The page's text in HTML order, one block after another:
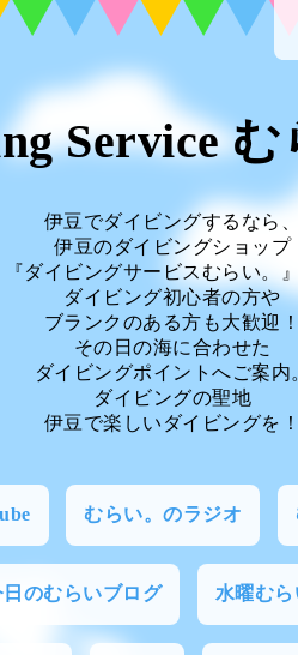
Service む
伊豆でダイビングするなら、
伊豆のダイビングショップ
『ダイビングサービスむらい。
ダイビング初心者の方や
ブランクのある方も大歓迎！
その日の海に合わせた
ダイビングポイントへご案内
ダイビングの聖地
伊豆で楽しいダイビングを！
むらい。のラジオ
日のむらいブログ 水曜むら